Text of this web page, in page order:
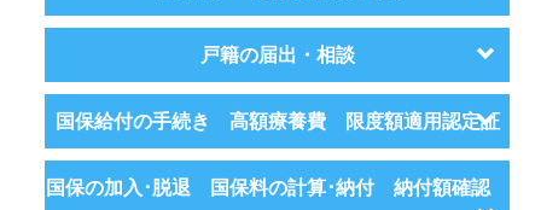
戸籍の届出・相談
国保給付の手続き 高額療養費 限度額適用認定証
国保の加入･脱退 国保料の計算･納付 納付額確認